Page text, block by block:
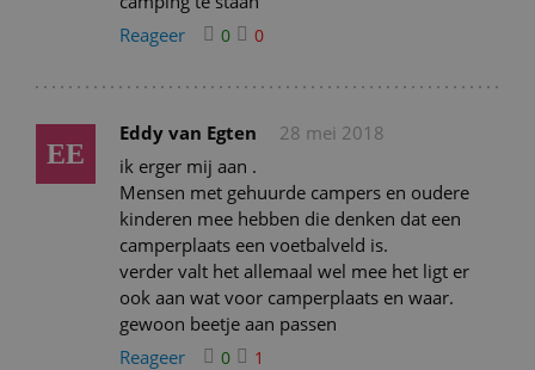
Reageer
0 0
EE
Eddy van Egten
28 mei 2018
ik erger mij aan .
Mensen met gehuurde campers en oudere
kinderen mee hebben die denken dat een
camperplaats een voetbalveld is.
verder valt het allemaal wel mee het ligt er
ook aan wat voor camperplaats en waar.
gewoon beetje aan passen
Reageer
0 1